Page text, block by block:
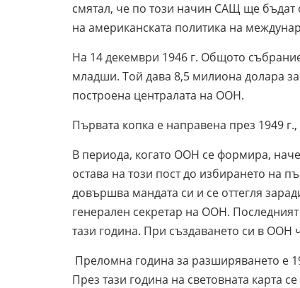
смятал, че по този начин САЩ ще
на американската политика на
На 14 декември 1946 г. Общото
младши. Той дава 8,5 милиона долара
построена централата на ООН.
Първата копка е направена през 1949
В периода, когато ООН се формира,
остава на този пост до избирането на
довършва мандата си и се оттегля
генерален секретар на ООН.
тази година. При създаването си в ООН
Преломна година за разширяването е
През тази година на световната карта